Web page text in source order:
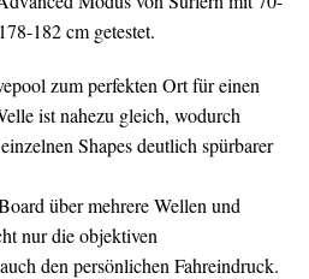
182 cm getestet.
zum perfekten Ort für einen
ist nahezu gleich, wodurch
Shapes deutlich spürbarer
über mehrere Wellen und
nur die objektiven
den persönlichen Fahreindruck.